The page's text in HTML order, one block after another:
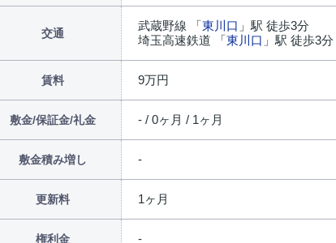
交通
武蔵野線 「東川口 」駅 徒歩3分
埼玉高速鉄道 「東川口 」駅 徒歩3分
賃料 9万円
敷金/保証金/礼金 - / 0ヶ月 / 1ヶ月
敷金積み増し
更新料 1ヶ月
権利金